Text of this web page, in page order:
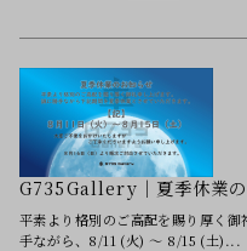
G735Gallery｜夏季休業の
平素より格別のご高配を賜り厚く御
手ながら、8/11 (火) ～ 8/15 (土)...